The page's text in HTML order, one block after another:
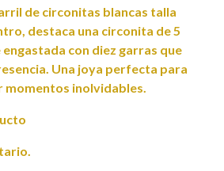
de circonitas blancas talla
destaca una circonita de 5
con diez garras que
Una joya perfecta para
momentos inolvidables.